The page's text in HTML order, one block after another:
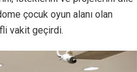
çocuk oyun alanı olan
vakit geçirdi.